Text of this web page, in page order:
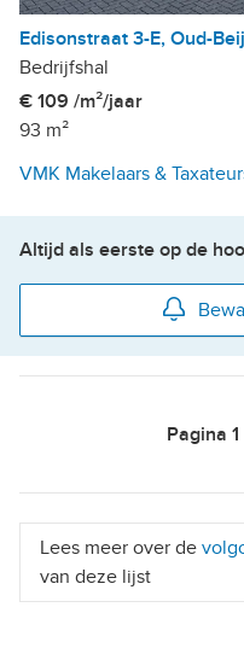
Edisonstraat 3-E, Oud-
Bedrijfshal
€ 109 /m²/jaar
93 m²
VMK Makelaars &
Altijd als eerste op de
Pagina 1
Lees meer over de
van deze lijst